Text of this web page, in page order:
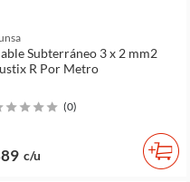
Subterráneo 3 x 2 mm2
R Por Metro
(0)
c/u